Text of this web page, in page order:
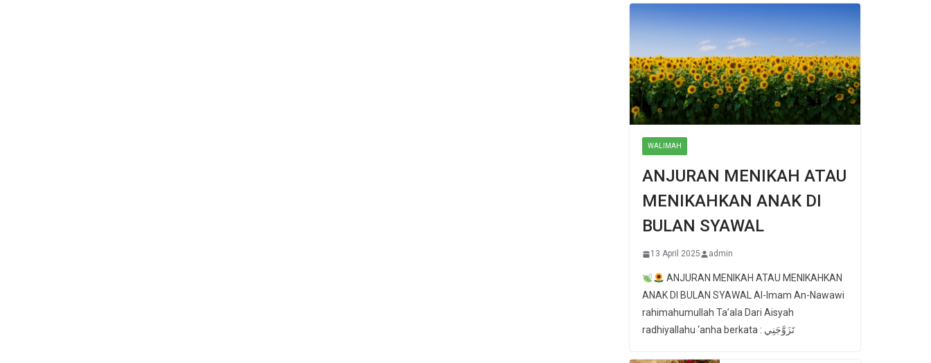
WALIMAH
ANJURAN MENIKAH ATAU
MENIKAHKAN ANAK DI
BULAN SYAWAL
13 April 2025 admin
ANJURAN MENIKAH ATAU MENIKAHKAN
ANAK DI BULAN SYAWAL Al-Imam An-Nawawi
rahimahumullah Ta’ala Dari Aisyah
radhiyallahu ‘anha berkata : تَزَوَّجَنِي